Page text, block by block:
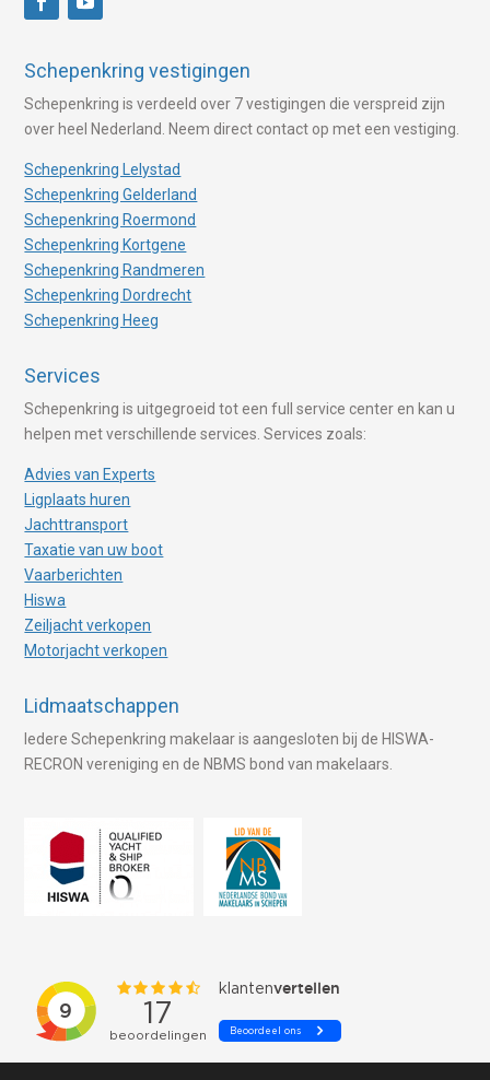
Schepenkring vestigingen
Schepenkring is verdeeld over 7 vestigingen die verspreid zijn
over heel Nederland. Neem direct contact op met een vestiging.
Schepenkring Lelystad
Schepenkring Gelderland
Schepenkring Roermond
Schepenkring Kortgene
Schepenkring Randmeren
Schepenkring Dordrecht
Schepenkring Heeg
Services
Schepenkring is uitgegroeid tot een full service center en kan u
helpen met verschillende services. Services zoals:
Advies van Experts
Ligplaats huren
Jachttransport
Taxatie van uw boot
Vaarberichten
Hiswa
Zeiljacht verkopen
Motorjacht verkopen
Lidmaatschappen
Iedere Schepenkring makelaar is aangesloten bij de HISWA-
RECRON vereniging en de NBMS bond van makelaars.